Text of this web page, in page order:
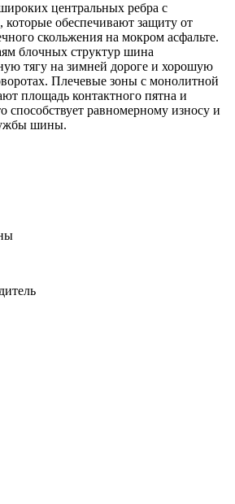
центральных ребра с
которые обеспечивают защиту от
скольжения на мокром асфальте.
блочных структур шина
тягу на зимней дороге и хорошую
Плечевые зоны с монолитной
площадь контактного пятна и
способствует равномерному износу и
шины.